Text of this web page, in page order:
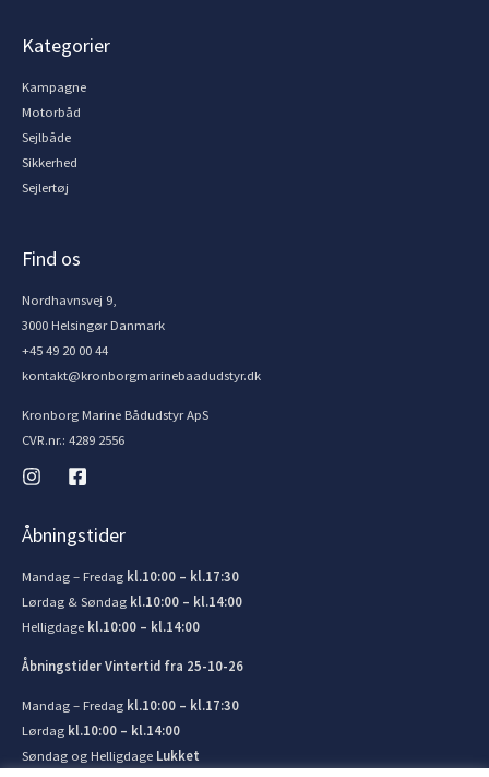
Kategorier
Kampagne
Motorbåd
Sejlbåde
Sikkerhed
Sejlertøj
Find os
Nordhavnsvej 9,
3000 Helsingør Danmark
+45 49 20 00 44
kontakt@kronborgmarinebaadudstyr.dk
Kronborg Marine Bådudstyr ApS
CVR.nr.: 4289 2556
Åbningstider
Mandag – Fredag kl.10:00 – kl.17:30
Lørdag & Søndag kl.10:00 – kl.14:00
Helligdage kl.10:00 – kl.14:00
Åbningstider Vintertid fra 25-10-26
Mandag – Fredag kl.10:00 – kl.17:30
Lørdag kl.10:00 – kl.14:00
Søndag og Helligdage Lukket